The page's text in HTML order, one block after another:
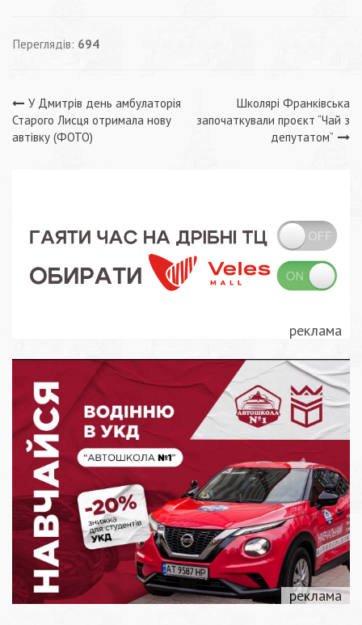
Переглядів: 694
Навігація
записів
У Дмитрів день амбулаторія
Старого Лисця отримала нову
автівку (ФОТО)
Школярі Франківська
започаткували проєкт “Чай з
депутатом”